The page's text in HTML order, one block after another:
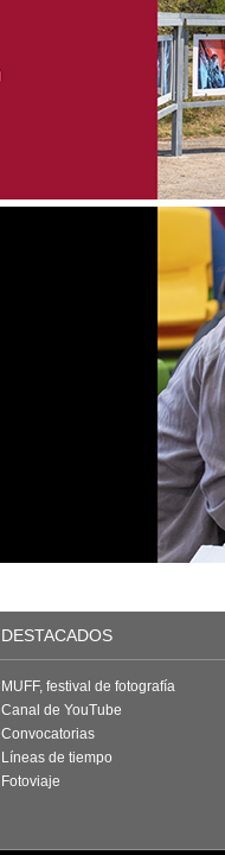
DESTACADOS
MUFF, festival de fotografía
Canal de YouTube
Convocatorias
Líneas de tiempo
Fotoviaje